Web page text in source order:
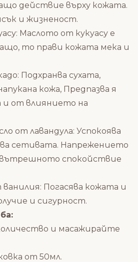
действие върху кожата.
и жизненост.
Маслото от кукуасу е
то прави кожата мека и
Подхранва сухата,
кожа, Предпазва я
и от влиянието на
от лавандула: Успокоява
сетивата. Напрежението
вътрешното спокойствие
Погасява кожата и
и сигурност.
и масажирайте
от 50мл.